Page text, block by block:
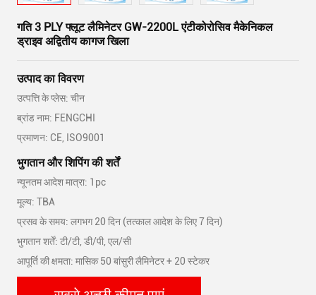
गति 3 PLY फ्लूट लैमिनेटर GW-2200L एंटीकोरोसिव मैकेनिकल
ड्राइव अद्वितीय कागज खिला
उत्पाद का विवरण
उत्पत्ति के प्लेस: चीन
ब्रांड नाम: FENGCHI
प्रमाणन: CE, ISO9001
भुगतान और शिपिंग की शर्तें
न्यूनतम आदेश मात्रा: 1pc
मूल्य: TBA
प्रसव के समय: लगभग 20 दिन (तत्काल आदेश के लिए 7 दिन)
भुगतान शर्तें: टी/टी, डी/पी, एल/सी
आपूर्ति की क्षमता: मासिक 50 बांसुरी लैमिनेटर + 20 स्टेकर